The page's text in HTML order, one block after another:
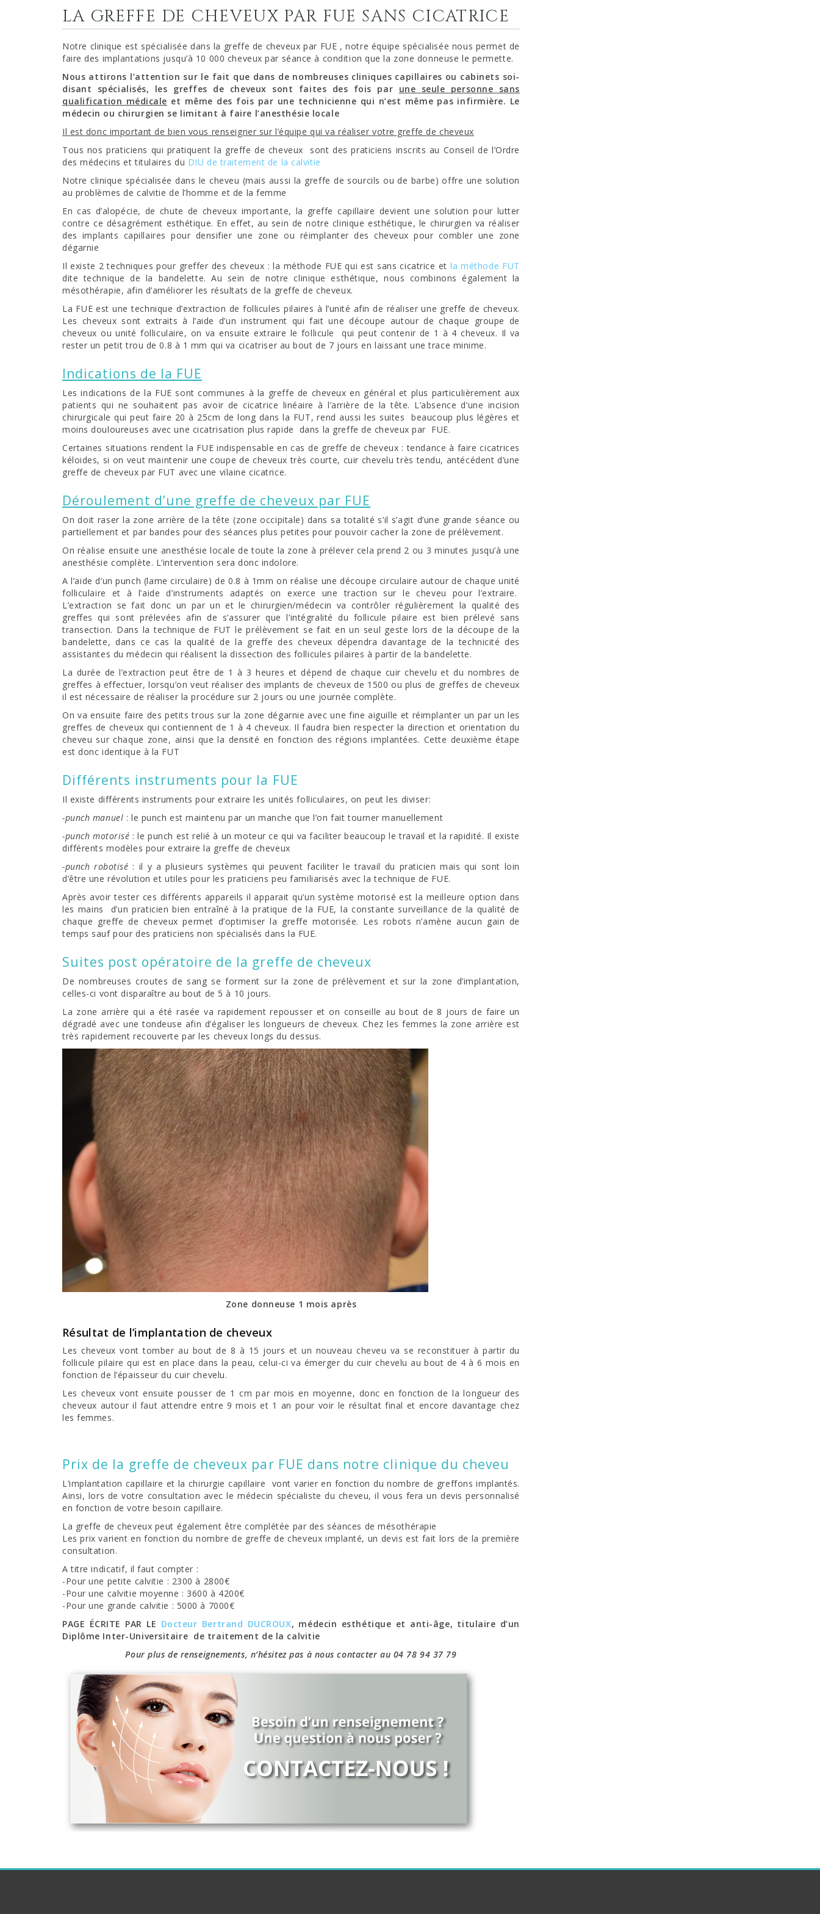
LA GREFFE DE CHEVEUX PAR FUE SANS CICATRICE
Notre clinique est spécialisée dans la greffe de cheveux par FUE , notre équipe spécialisée nous permet de
faire des implantations jusqu’à 10 000 cheveux par séance à condition que la zone donneuse le permette.
Nous attirons l’attention sur le fait que dans de nombreuses cliniques capillaires ou cabinets soi-
disant spécialisés, les greffes de cheveux sont faites des fois par une seule personne sans
qualification médicale et même des fois par une technicienne qui n’est même pas infirmière. Le
médecin ou chirurgien se limitant à faire l’anesthésie locale
Il est donc important de bien vous renseigner sur l’équipe qui va réaliser votre greffe de cheveux
Tous nos praticiens qui pratiquent la greffe de cheveux sont des praticiens inscrits au Conseil de l’Ordre
des médecins et titulaires du DIU de traitement de la calvitie
Notre clinique spécialisée dans le cheveu (mais aussi la greffe de sourcils ou de barbe) offre une solution
au problèmes de calvitie de l’homme et de la femme
En cas d’alopécie, de chute de cheveux importante, la greffe capillaire devient une solution pour lutter
contre ce désagrément esthétique. En effet, au sein de notre clinique esthétique, le chirurgien va réaliser
des implants capillaires pour densifier une zone ou réimplanter des cheveux pour combler une zone
dégarnie
Il existe 2 techniques pour greffer des cheveux : la méthode FUE qui est sans cicatrice et la méthode FUT
dite technique de la bandelette. Au sein de notre clinique esthétique, nous combinons également la
mésothérapie, afin d’améliorer les résultats de la greffe de cheveux.
La FUE est une technique d’extraction de follicules pilaires à l’unité afin de réaliser une greffe de cheveux.
Les cheveux sont extraits à l’aide d’un instrument qui fait une découpe autour de chaque groupe de
cheveux ou unité folliculaire, on va ensuite extraire le follicule qui peut contenir de 1 à 4 cheveux. Il va
rester un petit trou de 0.8 à 1 mm qui va cicatriser au bout de 7 jours en laissant une trace minime.
Indications de la FUE
Les indications de la FUE sont communes à la greffe de cheveux en général et plus particulièrement aux
patients qui ne souhaitent pas avoir de cicatrice linéaire à l’arrière de la tête. L’absence d’une incision
chirurgicale qui peut faire 20 à 25cm de long dans la FUT, rend aussi les suites beaucoup plus légères et
moins douloureuses avec une cicatrisation plus rapide dans la greffe de cheveux par FUE.
Certaines situations rendent la FUE indispensable en cas de greffe de cheveux : tendance à faire cicatrices
kéloides, si on veut maintenir une coupe de cheveux très courte, cuir chevelu très tendu, antécédent d’une
greffe de cheveux par FUT avec une vilaine cicatrice.
Déroulement d’une greffe de cheveux par FUE
On doit raser la zone arrière de la tête (zone occipitale) dans sa totalité s’il s’agit d’une grande séance ou
partiellement et par bandes pour des séances plus petites pour pouvoir cacher la zone de prélèvement.
On réalise ensuite une anesthésie locale de toute la zone à prélever cela prend 2 ou 3 minutes jusqu’à une
anesthésie complète. L’intervention sera donc indolore.
A l’aide d’un punch (lame circulaire) de 0.8 à 1mm on réalise une découpe circulaire autour de chaque unité
folliculaire et à l’aide d’instruments adaptés on exerce une traction sur le cheveu pour l’extraire.
L’extraction se fait donc un par un et le chirurgien/médecin va contrôler régulièrement la qualité des
greffes qui sont prélevées afin de s’assurer que l’intégralité du follicule pilaire est bien prélevé sans
transection. Dans la technique de FUT le prélèvement se fait en un seul geste lors de la découpe de la
bandelette, dans ce cas la qualité de la greffe des cheveux dépendra davantage de la technicité des
assistantes du médecin qui réalisent la dissection des follicules pilaires à partir de la bandelette.
La durée de l’extraction peut être de 1 à 3 heures et dépend de chaque cuir chevelu et du nombres de
greffes à effectuer, lorsqu’on veut réaliser des implants de cheveux de 1500 ou plus de greffes de cheveux
il est nécessaire de réaliser la procédure sur 2 jours ou une journée complète.
On va ensuite faire des petits trous sur la zone dégarnie avec une fine aiguille et réimplanter un par un les
greffes de cheveux qui contiennent de 1 à 4 cheveux. Il faudra bien respecter la direction et orientation du
cheveu sur chaque zone, ainsi que la densité en fonction des régions implantées. Cette deuxième étape
est donc identique à la FUT
Différents instruments pour la FUE
Il existe différents instruments pour extraire les unités folliculaires, on peut les diviser:
-punch manuel : le punch est maintenu par un manche que l’on fait tourner manuellement
-punch motorisé : le punch est relié à un moteur ce qui va faciliter beaucoup le travail et la rapidité. Il existe
différents modèles pour extraire la greffe de cheveux
-punch robotisé : il y a plusieurs systèmes qui peuvent faciliter le travail du praticien mais qui sont loin
d’être une révolution et utiles pour les praticiens peu familiarisés avec la technique de FUE.
Après avoir tester ces différents appareils il apparait qu’un système motorisé est la meilleure option dans
les mains d’un praticien bien entraîné à la pratique de la FUE, la constante surveillance de la qualité de
chaque greffe de cheveux permet d’optimiser la greffe motorisée. Les robots n’amène aucun gain de
temps sauf pour des praticiens non spécialisés dans la FUE.
Suites post opératoire de la greffe de cheveux
De nombreuses croutes de sang se forment sur la zone de prélèvement et sur la zone d’implantation,
celles-ci vont disparaître au bout de 5 à 10 jours.
La zone arrière qui a été rasée va rapidement repousser et on conseille au bout de 8 jours de faire un
dégradé avec une tondeuse afin d’égaliser les longueurs de cheveux. Chez les femmes la zone arrière est
très rapidement recouverte par les cheveux longs du dessus.
Zone donneuse 1 mois après
Résultat de l’implantation de cheveux
Les cheveux vont tomber au bout de 8 à 15 jours et un nouveau cheveu va se reconstituer à partir du
follicule pilaire qui est en place dans la peau, celui-ci va émerger du cuir chevelu au bout de 4 à 6 mois en
fonction de l’épaisseur du cuir chevelu.
Les cheveux vont ensuite pousser de 1 cm par mois en moyenne, donc en fonction de la longueur des
cheveux autour il faut attendre entre 9 mois et 1 an pour voir le résultat final et encore davantage chez
les femmes.
Prix de la greffe de cheveux par FUE dans notre clinique du cheveu
L’implantation capillaire et la chirurgie capillaire vont varier en fonction du nombre de greffons implantés.
Ainsi, lors de votre consultation avec le médecin spécialiste du cheveu, il vous fera un devis personnalisé
en fonction de votre besoin capillaire.
La greffe de cheveux peut également être complétée par des séances de mésothérapie
Les prix varient en fonction du nombre de greffe de cheveux implanté, un devis est fait lors de la première
consultation.
A titre indicatif, il faut compter :
-Pour une petite calvitie : 2300 à 2800€
-Pour une calvitie moyenne : 3600 à 4200€
-Pour une grande calvitie : 5000 à 7000€
PAGE ÉCRITE PAR LE Docteur Bertrand DUCROUX, médecin esthétique et anti-âge, titulaire d’un
Diplôme Inter-Universitaire de traitement de la calvitie
Pour plus de renseignements, n’hésitez pas à nous contacter au 04 78 94 37 79